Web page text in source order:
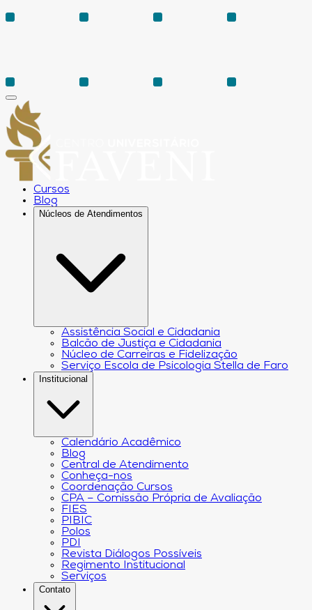
Cursos
Blog
Núcleos de Atendimentos
Assistência Social e Cidadania
Balcão de Justiça e Cidadania
Núcleo de Carreiras e Fidelização
Serviço Escola de Psicologia Stella de Faro
Institucional
Calendário Acadêmico
Blog
Central de Atendimento
Conheça-nos
Coordenação Cursos
CPA – Comissão Própria de Avaliação
FIES
PIBIC
Polos
PDI
Revista Diálogos Possíveis
Regimento Institucional
Serviços
Contato